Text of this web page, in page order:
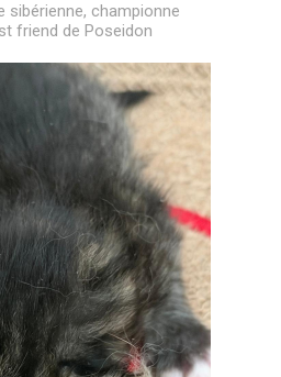
sibérienne, championne
friend de Poseidon